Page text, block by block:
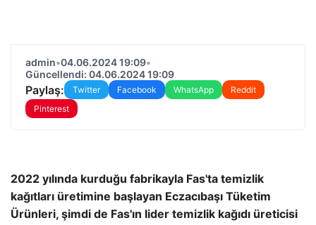
admin•04.06.2024 19:09•
Güncellendi: 04.06.2024 19:09
Paylaş: Twitter Facebook WhatsApp
Reddit
Pinterest
2022 yılında kurduğu fabrikayla Fas'ta temizlik
kağıtları üretimine başlayan Eczacıbaşı Tüketim
Ürünleri, şimdi de Fas'ın lider temizlik kağıdı üreticisi